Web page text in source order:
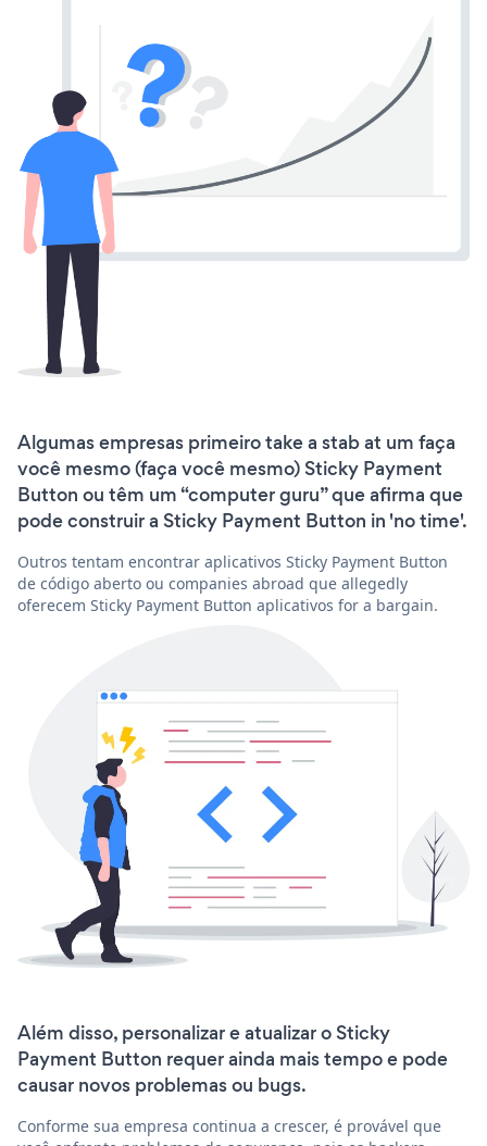
Algumas empresas primeiro take a stab at um faça
você mesmo (faça você mesmo) Sticky Payment
Button ou têm um “computer guru” que afirma que
pode construir a Sticky Payment Button in 'no time'.
Outros tentam encontrar aplicativos Sticky Payment Button
de código aberto ou companies abroad que allegedly
oferecem Sticky Payment Button aplicativos for a bargain.
Além disso, personalizar e atualizar o Sticky
Payment Button requer ainda mais tempo e pode
causar novos problemas ou bugs.
Conforme sua empresa continua a crescer, é provável que